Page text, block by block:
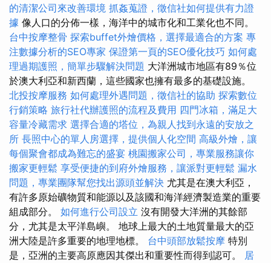
的清潔公司來改善環境 抓姦蒐證，徵信社如何提供有力證
據 像人口的分佈一樣，海洋中的城市化和工業化也不同。
台中按摩整骨 探索buffet外燴價格，選擇最適合的方案 專
注數據分析的SEO專家 保證第一頁的SEO優化技巧 如何處
理過期護照，簡單步驟解決問題 大洋洲城市地區有89％位
於澳大利亞和新西蘭，這些國家也擁有最多的基礎設施。
北投按摩服務 如何處理外遇問題，徵信社的協助 探索數位
行銷策略 旅行社代辦護照的流程及費用 四門冰箱，滿足大
容量冷藏需求 選擇合適的塔位，為親人找到永遠的安放之
所 長照中心的單人房選擇，提供個人化空間 高級外燴，讓
每個聚會都成為難忘的盛宴 桃園搬家公司，專業服務讓你
搬家更輕鬆 享受便捷的到府外燴服務，讓派對更輕鬆 漏水
問題，專業團隊幫您找出源頭並解決 尤其是在澳大利亞，
有許多原始礦物質和能源以及該國和海洋經濟製造業的重要
組成部分。 如何進行公司設立 沒有開發大洋洲的其餘部
分，尤其是太平洋島嶼。 地球上最大的土地質量最大的亞
洲大陸是許多重要的地理地標。 台中頭部放鬆按摩 特別
是，亞洲的主要高原應因其傑出和重要性而得到認可。 居